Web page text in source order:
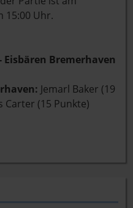
15:00 Uhr.
Eisbären Bremerhaven
Jemarl Baker (19
Carter (15 Punkte)